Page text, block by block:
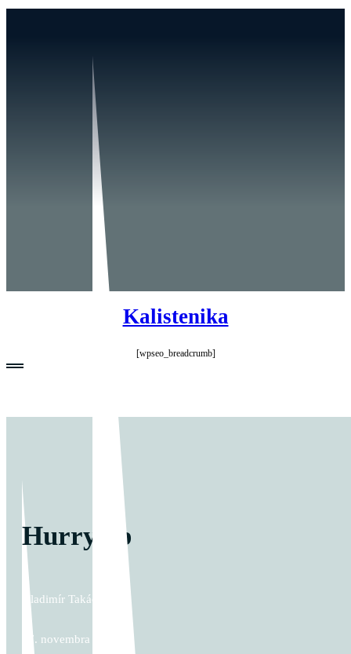
Kalistenika
[wpseo_breadcrumb]
HurryUp
Vladimír Takáč
27. novembra 2024